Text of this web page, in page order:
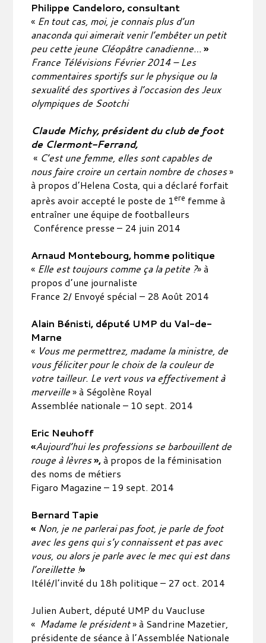
Philippe Candeloro, consultant
« En tout cas, moi, je connais plus d’un
anaconda qui aimerait venir l’embêter un petit
peu cette jeune Cléopâtre canadienne…»
France Télévisions Février 2014 – Les
commentaires sportifs sur le physique ou la
sexualité des sportives à l’occasion des Jeux
olympiques de Sootchi
Claude Michy, président du club de foot
de Clermont-Ferrand,
« C’est une femme, elles sont capables de
nous faire croire un certain nombre de choses»
à propos d’Helena Costa, qui a déclaré forfait
après avoir accepté le poste de 1ere femme à
entraîner une équipe de footballeurs
Conférence presse – 24 juin 2014
Arnaud Montebourg, homme politique
« Elle est toujours comme ça la petite ?» à
propos d’une journaliste
France 2/ Envoyé spécial – 28 Août 2014
Alain Bénisti, député UMP du Val-de-
Marne
« Vous me permettrez, madame la ministre, de
vous féliciter pour le choix de la couleur de
votre tailleur. Le vert vous va effectivement à
merveille» à Ségolène Royal
Assemblée nationale – 10 sept. 2014
Eric Neuhoff
«Aujourd’hui les professions se barbouillent de
rouge à lèvres»,à propos de la féminisation
des noms de métiers
Figaro Magazine – 19 sept. 2014
Bernard Tapie
« Non, je ne parlerai pas foot, je parle de foot
avec les gens qui s’y connaissent et pas avec
vous, ou alors je parle avec le mec qui est dans
l’oreillette !»
Itélé/l’invité du 18h politique – 27 oct. 2014
Julien Aubert, député UMP du Vaucluse
« Madame le président» à Sandrine Mazetier,
présidente de séance à l’Assemblée Nationale